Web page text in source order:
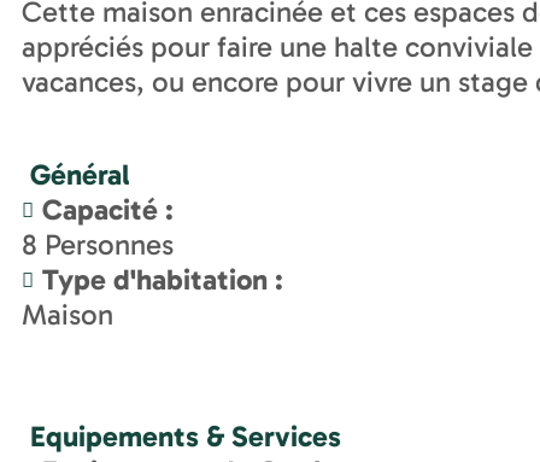
Cette maison enracinée et ces espaces
appréciés pour faire une halte conviviale
vacances, ou encore pour vivre un
Général
Capacité :
8 Personnes
Type d'habitation :
Maison
Equipements & Services